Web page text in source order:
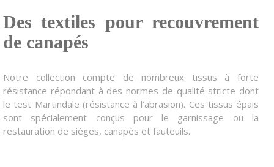
Des textiles pour recouvrement
de canapés
Notre collection compte de nombreux tissus à forte
résistance répondant à des normes de qualité stricte dont
le test Martindale (résistance à l’abrasion). Ces tissus épais
sont spécialement conçus pour le garnissage ou la
restauration de sièges, canapés et fauteuils.